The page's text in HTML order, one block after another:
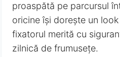
proaspătă pe parcursul
oricine își dorește un
fixatorul merită cu
zilnică de frumusețe.